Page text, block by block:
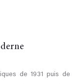
de 1931 puis de